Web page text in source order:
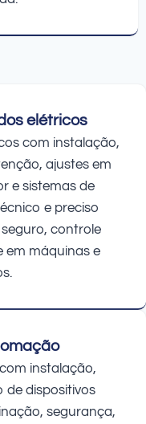
elétricos
com instalação,
ajustes em
e sistemas de
e preciso
controle
em máquinas e
instalação,
dispositivos
segurança,